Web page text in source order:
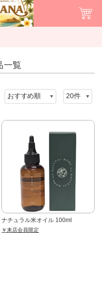
一覧
ナチュラル米オイル 100ml
￥来店会員限定